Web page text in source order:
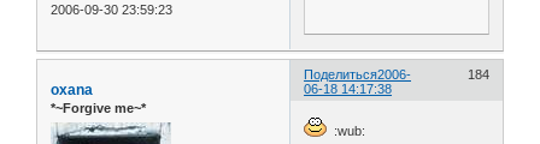
2006-09-30 23:59:23
Поделиться 184
2006-
06-18 14:17:38
oxana
*~Forgive me~*
:wub: